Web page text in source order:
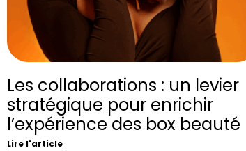
Les collaborations : un levier
stratégique pour enrichir
l’expérience des box beauté
Lire l'article